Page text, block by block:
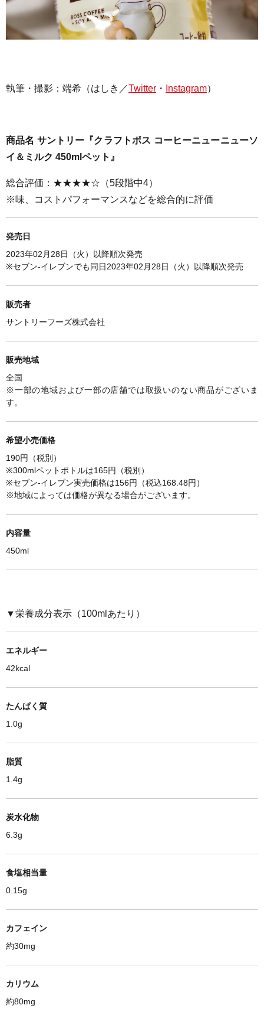
執筆・撮影： 端希（はしき／Twitter ・ Instagram）
商品名 サントリー『クラフトボス コーヒーニューニューソ
イ＆ミルク 450mlペット』
総合評価：★★★★☆（5段階中4）
※味、コストパフォーマンスなどを総合的に評価
発売日
2023年02月28日（火）以降順次発売
※セブン-イレブンでも同日2023年02月28日（火）以降順次発売
販売者
サントリーフーズ株式会社
販売地域
全国
※一部の地域および一部の店舗では取扱いのない商品がございま
す。
希望小売価格
190円（税別）
※300mlペットボトルは165円（税別）
※セブン-イレブン実売価格は156円（税込168.48円）
※地域によっては価格が異なる場合がございます。
内容量
450ml
▼栄養成分表示（100mlあたり）
エネルギー
42kcal
たんぱく質
1.0g
脂質
1.4g
炭水化物
6.3g
食塩相当量
0.15g
カフェイン
約30mg
カリウム
約80mg